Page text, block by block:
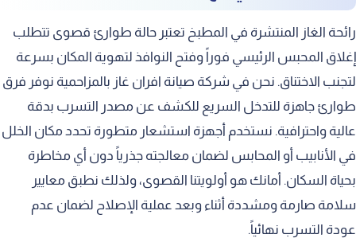
التعامل مع انبعاث الغبار الأسود
تحديث وتجديد الأفران القديمة
رائحة الغاز المنتشرة في المطبخ تعتبر حالة طوارئ قصوى تتطلب
إغلاق المحبس الرئيسي فوراً وفتح النوافذ لتهوية المكان بسرعة
لتجنب الاختناق. نحن في شركة صيانة افران غاز بالمزاحمية نوفر فرق
طوارئ جاهزة للتدخل السريع للكشف عن مصدر التسرب بدقة
عالية واحترافية. نستخدم أجهزة استشعار متطورة تحدد مكان الخلل
في الأنابيب أو المحابس لضمان معالجته جذرياً دون أي مخاطرة
بحياة السكان. أمانك هو أولويتنا القصوى، ولذلك نطبق معايير
سلامة صارمة ومشددة أثناء وبعد عملية الإصلاح لضمان عدم
عودة التسرب نهائياً.